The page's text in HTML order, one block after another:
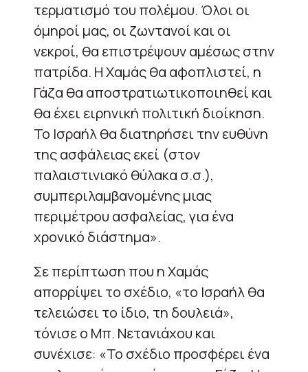
τερματισμό του πολέμου. Όλοι οι
όμηροί μας, οι ζωντανοί και οι
νεκροί, θα επιστρέψουν αμέσως στην
πατρίδα. Η Χαμάς θα αφοπλιστεί, η
Γάζα θα αποστρατιωτικοποιηθεί και
θα έχει ειρηνική πολιτική διοίκηση.
Το Ισραήλ θα διατηρήσει την ευθύνη
της ασφάλειας εκεί (στον
παλαιστινιακό θύλακα σ.σ.),
συμπεριλαμβανομένης μιας
περιμέτρου ασφαλείας, για ένα
χρονικό διάστημα».
Σε περίπτωση που η Χαμάς
απορρίψει το σχέδιο, «το Ισραήλ θα
τελειώσει το ίδιο, τη δουλειά»,
τόνισε ο Μπ. Νετανιάχου και
συνέχισε: «Το σχέδιο προσφέρει ένα